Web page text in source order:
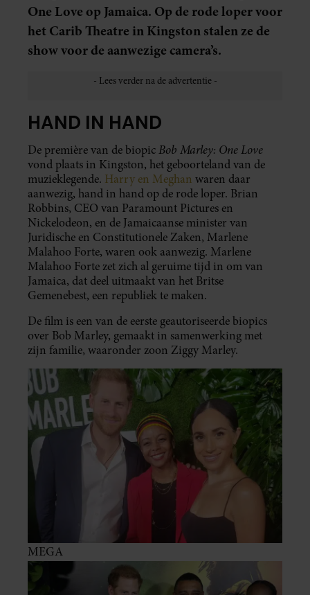
One Love op Jamaica. Op de rode loper voor
het Carib Theatre in Kingston stalen ze de
show voor de aanwezige camera’s.
HAND IN HAND
De première van de biopicBob Marley: One Love
vond plaats in Kingston, het geboorteland van de
muzieklegende. Harry en Meghan waren daar
aanwezig, hand in hand op de rode loper. Brian
Robbins, CEO van Paramount Pictures en
Nickelodeon, en de Jamaicaanse minister van
Juridische en Constitutionele Zaken, Marlene
Malahoo Forte, waren ook aanwezig. Marlene
Malahoo Forte zet zich al geruime tijd in om van
Jamaica, dat deel uitmaakt van het Britse
Gemenebest, een republiek te maken.
De film is een van de eerste geautoriseerde biopics
over Bob Marley, gemaakt in samenwerking met
zijn familie, waaronder zoon Ziggy Marley.
MEGA